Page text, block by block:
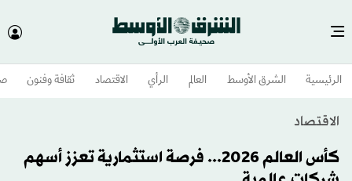
الرئيسية الشرق الأوسط​ العالم الرأي الاقتصاد ثقافة وفنون
الاقتصاد
كأس العالم 2026... فرصة استثمارية تعزز أسهم